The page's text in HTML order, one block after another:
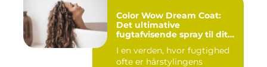
Color Wow Dream Coat:
Det ultimative
fugtafvisende spray til dit
I en verden, hvor fugtighed
ofte er hårstylingens